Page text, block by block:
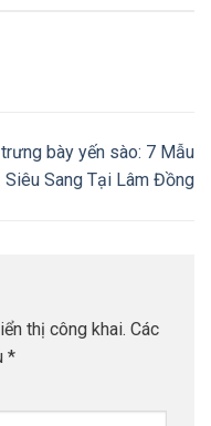
trưng bày yến sào: 7 Mẫu
Siêu Sang Tại Lâm Đồng
thị công khai. Các
*